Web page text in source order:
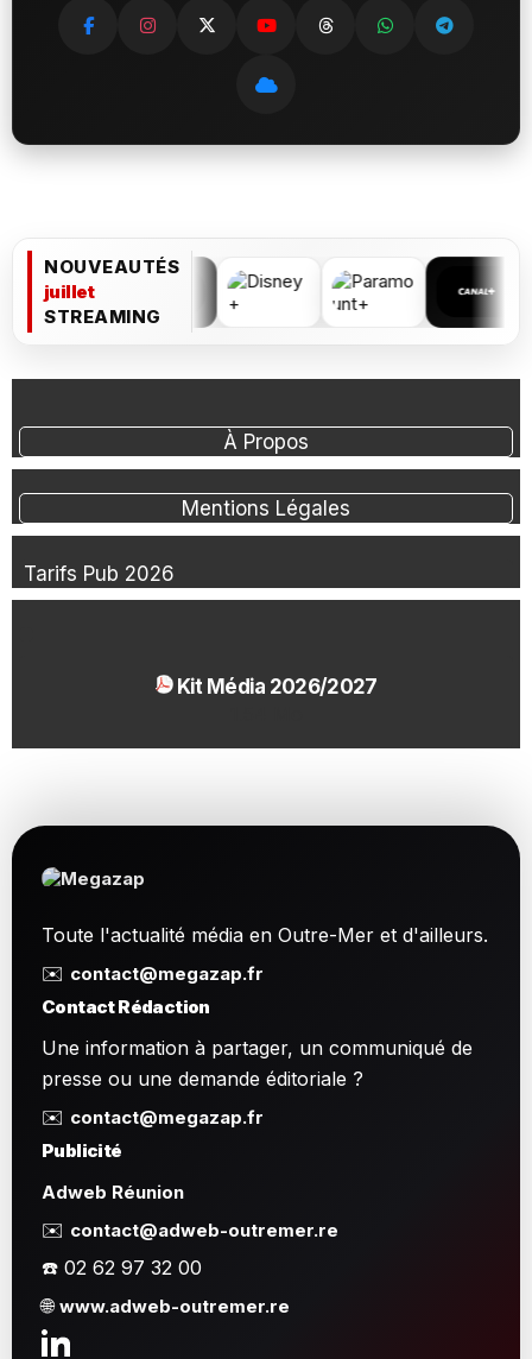
NOUVEAUTÉS
juillet
STREAMING
À Propos
Mentions Légales
Tarifs Pub 2026
Kit Média 2026/2027
Toute l'actualité média en Outre-Mer et d'ailleurs.
✉️ contact@megazap.fr
Contact Rédaction
Une information à partager, un communiqué de
presse ou une demande éditoriale ?
✉️ contact@megazap.fr
Publicité
Adweb Réunion
✉️ contact@adweb-outremer.re
☎️ 02 62 97 32 00
🌐www.adweb-outremer.re